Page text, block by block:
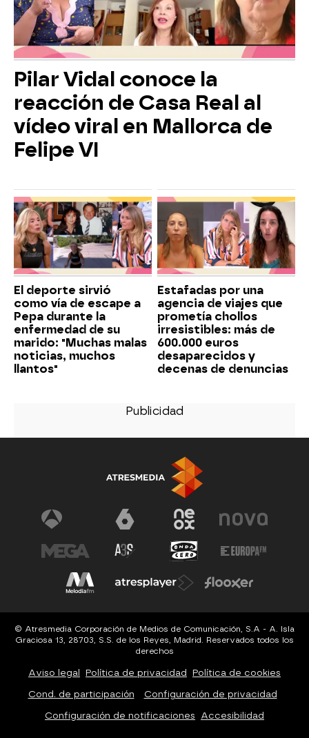
Pilar Vidal conoce la
reacción de Casa Real al
vídeo viral en Mallorca de
Felipe VI
El deporte sirvió
como vía de escape a
Pepa durante la
enfermedad de su
marido: "Muchas malas
noticias, muchos
llantos"
Estafadas por una
agencia de viajes que
prometía chollos
irresistibles: más de
600.000 euros
desaparecidos y
decenas de denuncias
© Atresmedia Corporación de Medios de Comunicación, S.A - A. Isla
Graciosa 13, 28703, S.S. de los Reyes, Madrid. Reservados todos los
derechos
Aviso legal Política de privacidad Política de cookies
Cond. de participación Configuración de privacidad
Configuración de notificaciones Accesibilidad